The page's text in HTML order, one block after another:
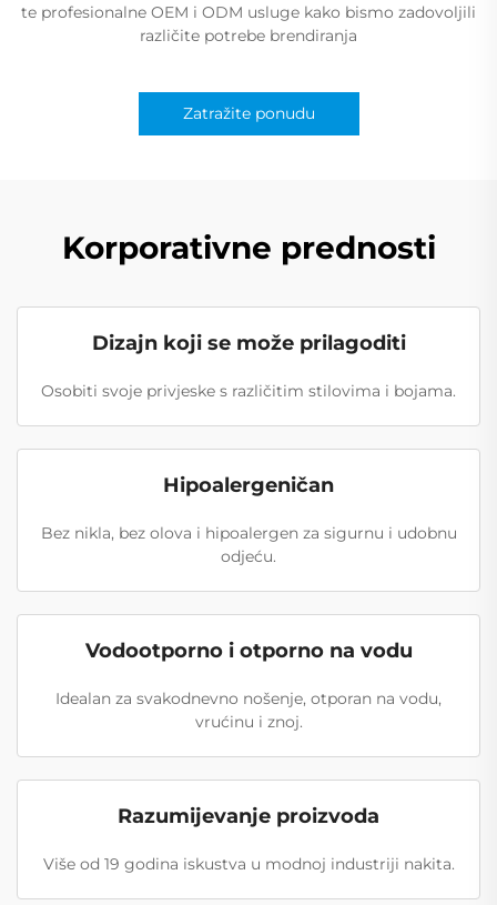
te profesionalne OEM i ODM usluge kako bismo zadovoljili
različite potrebe brendiranja
Zatražite ponudu
Korporativne prednosti
Dizajn koji se može prilagoditi
Osobiti svoje privjeske s različitim stilovima i bojama.
Hipoalergeničan
Bez nikla, bez olova i hipoalergen za sigurnu i udobnu
odjeću.
Vodootporno i otporno na vodu
Idealan za svakodnevno nošenje, otporan na vodu,
vrućinu i znoj.
Razumijevanje proizvoda
Više od 19 godina iskustva u modnoj industriji nakita.